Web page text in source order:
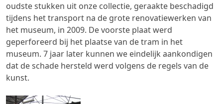
oudste stukken uit onze collectie, geraakte beschadigd
tijdens het transport na de grote renovatiewerken van
het museum, in 2009. De voorste plaat werd
geperforeerd bij het plaatse van de tram in het
museum. 7 jaar later kunnen we eindelijk aankondigen
dat de schade hersteld werd volgens de regels van de
kunst.